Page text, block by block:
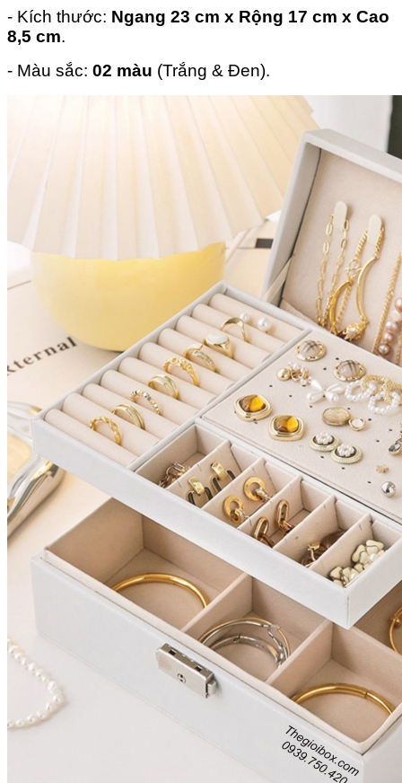
- Kích thước: Ngang 23 cm x Rộng 17 cm x Cao
8,5 cm.
- Màu sắc: 02 màu (Trắng & Đen).